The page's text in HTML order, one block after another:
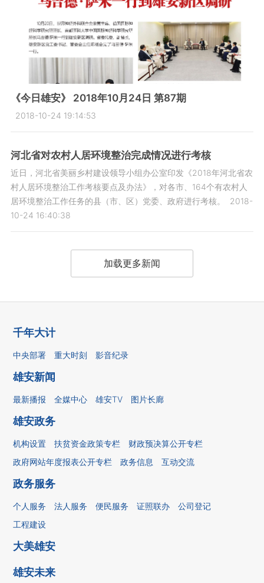
《今日雄安》 2018年10月24日 第87期
2018-10-24 19:14:53
河北省对农村人居环境整治完成情况进行考核
近日，河北省美丽乡村建设领导小组办公室印发《2018年河北省农
村人居环境整治工作考核要点及办法》，对各市、164个有农村人
居环境整治工作任务的县（市、区）党委、政府进行考核。
2018-
10-24 16:40:38
加载更多新闻
千年大计
中央部署 重大时刻 影音纪录
雄安新闻
最新播报 全媒中心 雄安TV 图片长廊
雄安政务
机构设置 扶贫资金政策专栏
财政预决算公开专栏
政府网站年度报表公开专栏
政务信息 互动交流
政务服务
个人服务 法人服务 便民服务 证照联办
公司登记
工程建设
大美雄安
雄安未来